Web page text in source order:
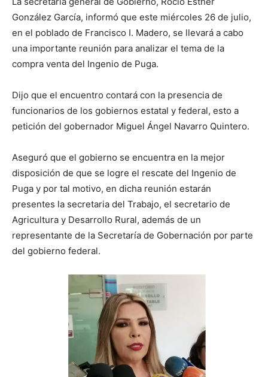
González García, informó que este miércoles 26 de julio,
en el poblado de Francisco I. Madero, se llevará a cabo
una importante reunión para analizar el tema de la
compra venta del Ingenio de Puga.
Dijo que el encuentro contará con la presencia de
funcionarios de los gobiernos estatal y federal, esto a
petición del gobernador Miguel Ángel Navarro Quintero.
Aseguró que el gobierno se encuentra en la mejor
disposición de que se logre el rescate del Ingenio de
Puga y por tal motivo, en dicha reunión estarán
presentes la secretaria del Trabajo, el secretario de
Agricultura y Desarrollo Rural, además de un
representante de la Secretaría de Gobernación por parte
del gobierno federal.